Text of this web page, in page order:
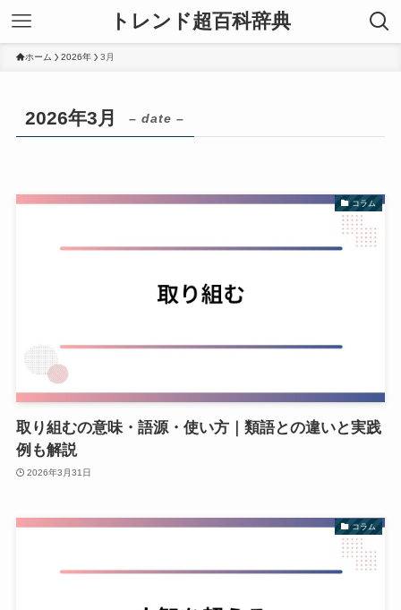
トレンド超百科辞典
ホーム 2026年 3月
2026年3月 – date –
コラム
取り組むの意味・語源・使い方｜類語との違いと実践
例も解説
2026年3月31日
コラム